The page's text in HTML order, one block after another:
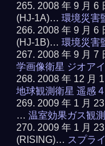
2008 年 9 月 6
(HJ-1A)…環境災害
2008 年 9 月 6
(HJ-1B)…環境災害
2008 年 9 月 7
学画像衛星 ジオア
2008 年 12 月
地球観測衛星 遥感
2009 年 1 月
…温室効果ガス観
2009 年 1 月
(RISING)… スプラ